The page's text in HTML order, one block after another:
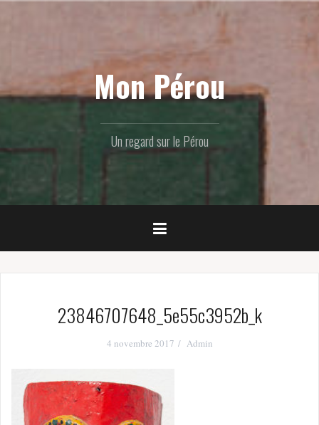
Mon Pérou
Un regard sur le Pérou
23846707648_5e55c3952b_k
4 novembre 2017 Admin